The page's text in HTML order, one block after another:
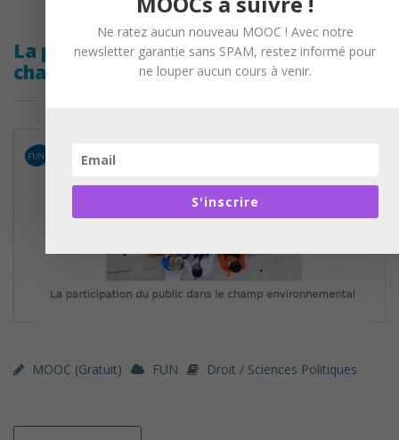
La participation du public dans le
champ environnemental
MOOC (gratuit) FUN Droit / Sciences Politiques
Ne ratez aucun nouveau MOOC ! Avec notre
newsletter garantie sans SPAM, restez informé pour
ne louper aucun cours à venir.
S'inscrire